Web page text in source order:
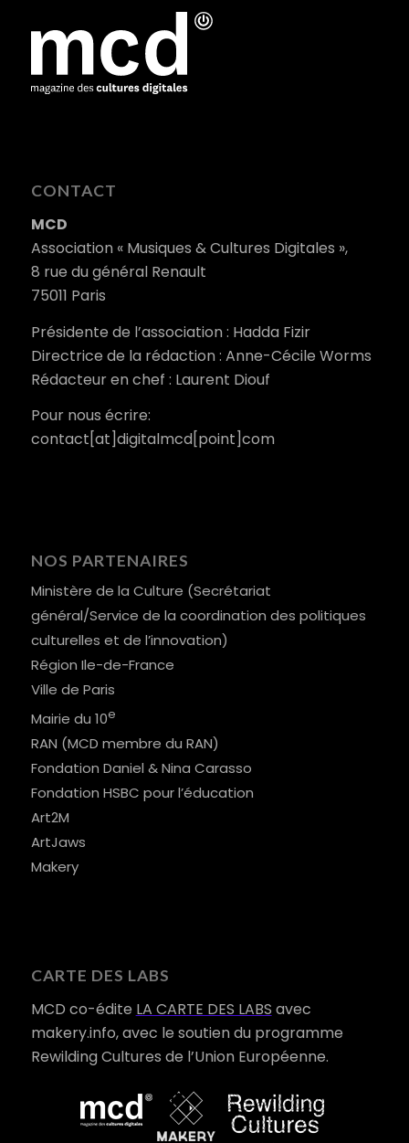
CONTACT
MCD
Association « Musiques & Cultures Digitales »,
8 rue du général Renault
75011 Paris
Présidente de l’association : Hadda Fizir
Directrice de la rédaction : Anne-Cécile Worms
Rédacteur en chef : Laurent Diouf
Pour nous écrire:
contact[at]digitalmcd[point]com
NOS PARTENAIRES
Ministère de la Culture (Secrétariat
général/Service de la coordination des politiques
culturelles et de l’innovation)
Région Ile-de-France
Ville de Paris
Mairie du 10e
RAN (MCD membre du RAN)
Fondation Daniel & Nina Carasso
Fondation HSBC pour l’éducation
Art2M
ArtJaws
Makery
CARTE DES LABS
MCD co-édite LA CARTE DES LABS avec
makery.info, avec le soutien du programme
Rewilding Cultures de l’Union Européenne.